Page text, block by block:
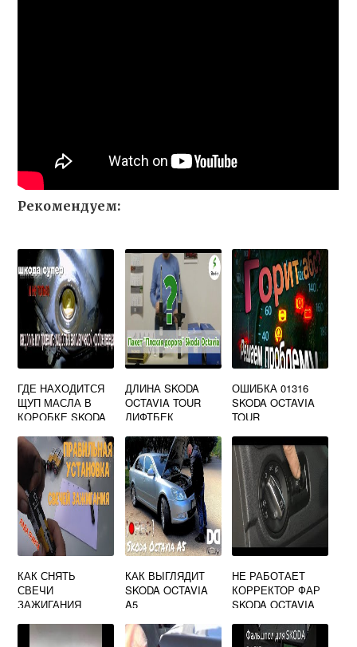
Рекомендуем:
ГДЕ НАХОДИТСЯ
ЩУП МАСЛА В
КОРОБКЕ SKODA
ДЛИНА SKODA
OCTAVIA TOUR
ЛИФТБЕК
ОШИБКА 01316
SKODA OCTAVIA
TOUR
КАК СНЯТЬ
СВЕЧИ
ЗАЖИГАНИЯ
A5
КАК ВЫГЛЯДИТ
SKODA OCTAVIA
A5
НЕ РАБОТАЕТ
КОРРЕКТОР ФАР
SKODA OCTAVIA